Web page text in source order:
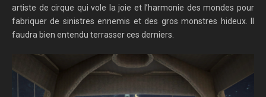
artiste de cirque qui vole la joie et l’harmonie des mondes pour
fabriquer de sinistres ennemis et des gros monstres hideux. Il
faudra bien entendu terrasser ces derniers.